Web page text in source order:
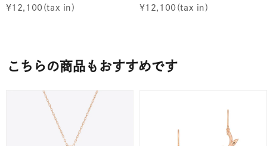
¥12,100 ¥12,100
こちらの商品もおすすめです